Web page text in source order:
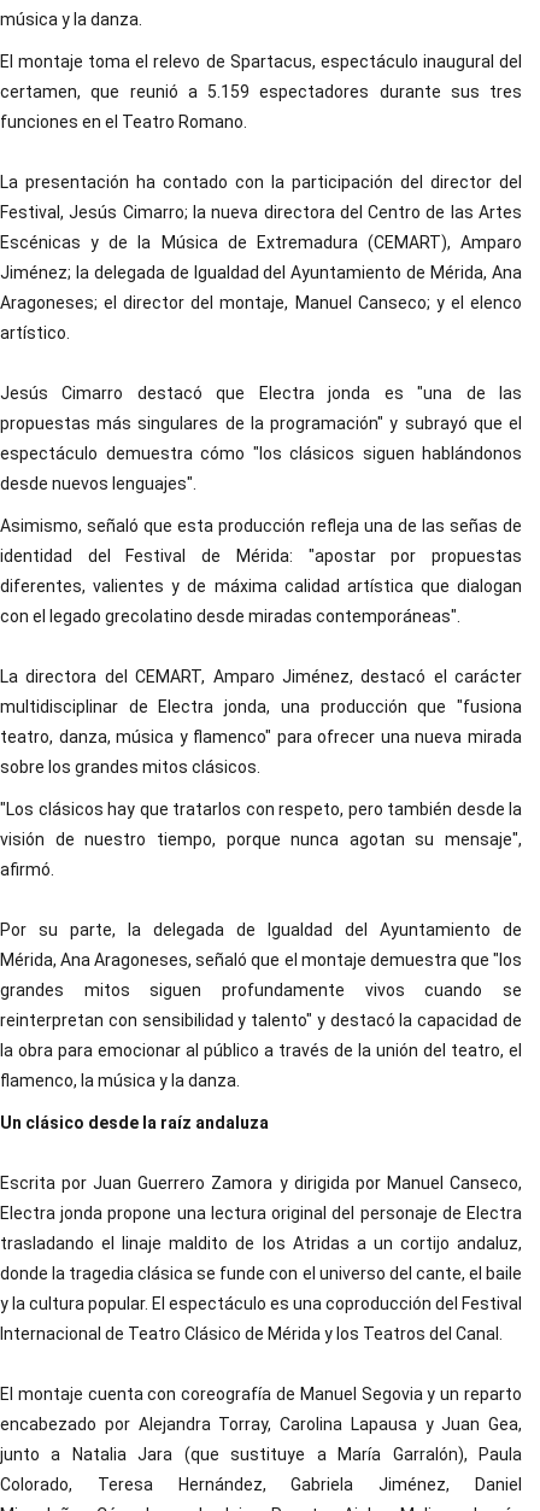
música y la danza.
El montaje toma el relevo de Spartacus, espectáculo inaugural del
certamen, que reunió a 5.159 espectadores durante sus tres
funciones en el Teatro Romano.
La presentación ha contado con la participación del director del
Festival, Jesús Cimarro; la nueva directora del Centro de las Artes
Escénicas y de la Música de Extremadura (CEMART), Amparo
Jiménez; la delegada de Igualdad del Ayuntamiento de Mérida, Ana
Aragoneses; el director del montaje, Manuel Canseco; y el elenco
artístico.
Jesús Cimarro destacó que Electra jonda es "una de las
propuestas más singulares de la programación" y subrayó que el
espectáculo demuestra cómo "los clásicos siguen hablándonos
desde nuevos lenguajes".
Asimismo, señaló que esta producción refleja una de las señas de
identidad del Festival de Mérida: "apostar por propuestas
diferentes, valientes y de máxima calidad artística que dialogan
con el legado grecolatino desde miradas contemporáneas".
La directora del CEMART, Amparo Jiménez, destacó el carácter
multidisciplinar de Electra jonda, una producción que "fusiona
teatro, danza, música y flamenco" para ofrecer una nueva mirada
sobre los grandes mitos clásicos.
"Los clásicos hay que tratarlos con respeto, pero también desde la
visión de nuestro tiempo, porque nunca agotan su mensaje",
afirmó.
Por su parte, la delegada de Igualdad del Ayuntamiento de
Mérida, Ana Aragoneses, señaló que el montaje demuestra que "los
grandes mitos siguen profundamente vivos cuando se
reinterpretan con sensibilidad y talento" y destacó la capacidad de
la obra para emocionar al público a través de la unión del teatro, el
flamenco, la música y la danza.
Un clásico desde la raíz andaluza
Escrita por Juan Guerrero Zamora y dirigida por Manuel Canseco,
Electra jonda propone una lectura original del personaje de Electra
trasladando el linaje maldito de los Atridas a un cortijo andaluz,
donde la tragedia clásica se funde con el universo del cante, el baile
y la cultura popular. El espectáculo es una coproducción del Festival
Internacional de Teatro Clásico de Mérida y los Teatros del Canal.
El montaje cuenta con coreografía de Manuel Segovia y un reparto
encabezado por Alejandra Torray, Carolina Lapausa y Juan Gea,
junto a Natalia Jara (que sustituye a María Garralón), Paula
Colorado, Teresa Hernández, Gabriela Jiménez, Daniel